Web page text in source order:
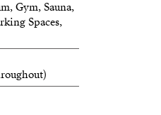
Gym, Sauna,
Spaces,